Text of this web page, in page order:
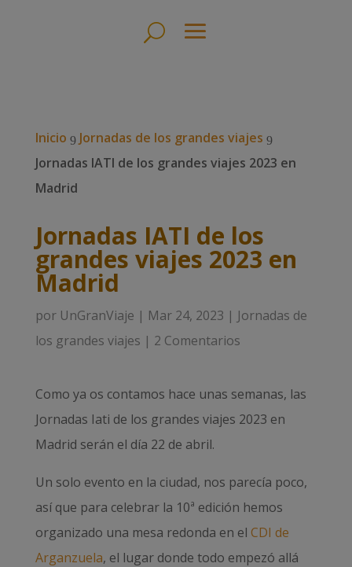
Inicio 9 Jornadas de los grandes viajes 9
Jornadas IATI de los grandes viajes 2023 en
Madrid
Jornadas IATI de los
grandes viajes 2023 en
Madrid
por UnGranViaje | Mar 24, 2023 | Jornadas de
los grandes viajes | 2 Comentarios
Como ya os contamos hace unas semanas, las
Jornadas Iati de los grandes viajes 2023 en
Madrid serán el día 22 de abril.
Un solo evento en la ciudad, nos parecía poco,
así que para celebrar la 10ª edición hemos
organizado una mesa redonda en el CDI de
Arganzuela, el lugar donde todo empezó allá